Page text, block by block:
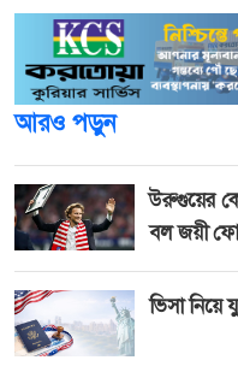
আরও পড়ুন
উরুগুয়ের
বল জয়ী
ভিসা নিয়ে